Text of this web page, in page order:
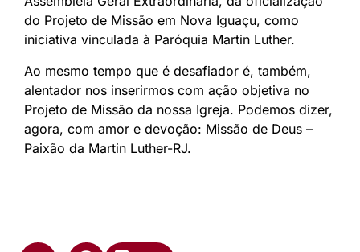
do Projeto de Missão em Nova Iguaçu, como
iniciativa vinculada à Paróquia Martin Luther.
Ao mesmo tempo que é desafiador é, também,
alentador nos inserirmos com ação objetiva no
Projeto de Missão da nossa Igreja. Podemos dizer,
agora, com amor e devoção: Missão de Deus –
Paixão da Martin Luther-RJ.